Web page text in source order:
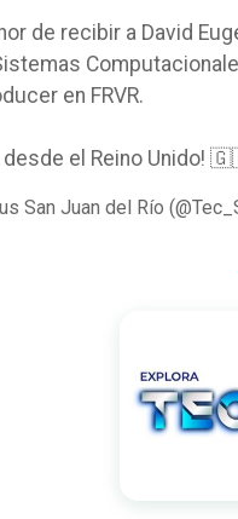
de recibir a David
en FRVR.
desde el Reino Unido!
San Juan del Río